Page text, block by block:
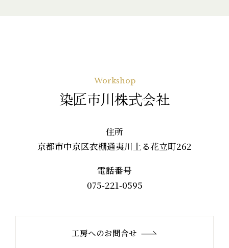
Workshop
染匠市川株式会社
住所
京都市中京区衣棚通夷川上る花立町262
電話番号
075-221-0595
工房へのお問合せ